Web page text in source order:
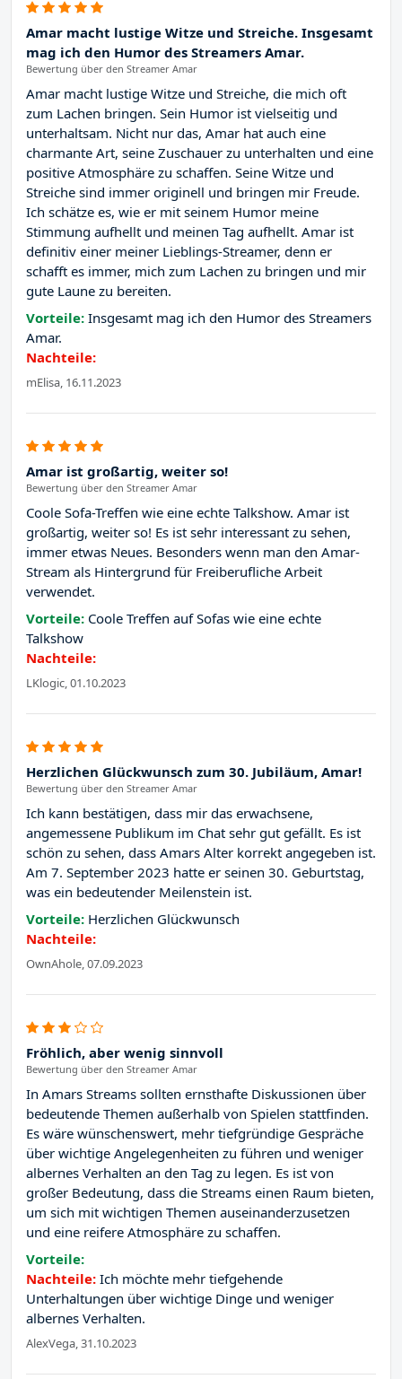
Amar macht lustige Witze und Streiche. Insgesamt
mag ich den Humor des Streamers Amar.
Bewertung über den Streamer Amar
Amar macht lustige Witze und Streiche, die mich oft
zum Lachen bringen. Sein Humor ist vielseitig und
unterhaltsam. Nicht nur das, Amar hat auch eine
charmante Art, seine Zuschauer zu unterhalten und eine
positive Atmosphäre zu schaffen. Seine Witze und
Streiche sind immer originell und bringen mir Freude.
Ich schätze es, wie er mit seinem Humor meine
Stimmung aufhellt und meinen Tag aufhellt. Amar ist
definitiv einer meiner Lieblings-Streamer, denn er
schafft es immer, mich zum Lachen zu bringen und mir
gute Laune zu bereiten.
Vorteile: Insgesamt mag ich den Humor des Streamers
Amar.
Nachteile:
mElisa, 16.11.2023
Amar ist großartig, weiter so!
Bewertung über den Streamer Amar
Coole Sofa-Treffen wie eine echte Talkshow. Amar ist
großartig, weiter so! Es ist sehr interessant zu sehen,
immer etwas Neues. Besonders wenn man den Amar-
Stream als Hintergrund für Freiberufliche Arbeit
verwendet.
Vorteile: Coole Treffen auf Sofas wie eine echte
Talkshow
Nachteile:
LKlogic, 01.10.2023
Herzlichen Glückwunsch zum 30. Jubiläum, Amar!
Bewertung über den Streamer Amar
Ich kann bestätigen, dass mir das erwachsene,
angemessene Publikum im Chat sehr gut gefällt. Es ist
schön zu sehen, dass Amars Alter korrekt angegeben ist.
Am 7. September 2023 hatte er seinen 30. Geburtstag,
was ein bedeutender Meilenstein ist.
Vorteile: Herzlichen Glückwunsch
Nachteile:
OwnAhole, 07.09.2023
Fröhlich, aber wenig sinnvoll
Bewertung über den Streamer Amar
In Amars Streams sollten ernsthafte Diskussionen über
bedeutende Themen außerhalb von Spielen stattfinden.
Es wäre wünschenswert, mehr tiefgründige Gespräche
über wichtige Angelegenheiten zu führen und weniger
albernes Verhalten an den Tag zu legen. Es ist von
großer Bedeutung, dass die Streams einen Raum bieten,
um sich mit wichtigen Themen auseinanderzusetzen
und eine reifere Atmosphäre zu schaffen.
Vorteile:
Nachteile: Ich möchte mehr tiefgehende
Unterhaltungen über wichtige Dinge und weniger
albernes Verhalten.
AlexVega, 31.10.2023